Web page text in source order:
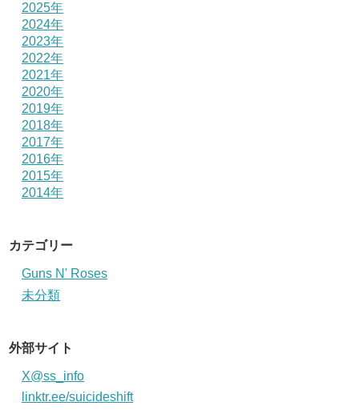
2025年
2024年
2023年
2022年
2021年
2020年
2019年
2018年
2017年
2016年
2015年
2014年
カテゴリー
Guns N' Roses
未分類
外部サイト
X@ss_info
linktr.ee/suicideshift